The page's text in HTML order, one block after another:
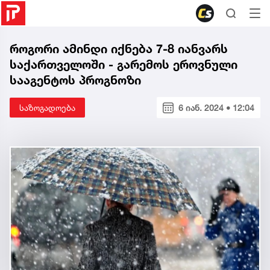
როგორი ამინდი იქნება 7-8 იანვარს
საქართველოში - გარემოს ეროვნული
სააგენტოს პროგნოზი
საზოგადოება 6 იან. 2024 • 12:04